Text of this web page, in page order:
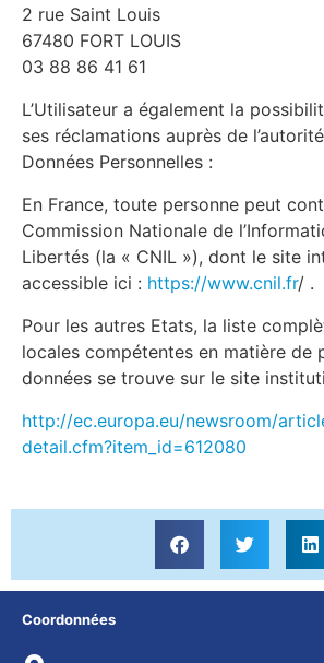
2 rue Saint Louis
67480 FORT LOUIS
03 88 86 41 61
L’Utilisateur a également la
ses réclamations auprès de
Données Personnelles :
En France, toute personne peut
Commission Nationale de
Libertés (la « CNIL »), dont le site
accessible ici : https://www.cnil.fr/ .
Pour les autres Etats, la liste
locales compétentes en matière de
données se trouve sur le site
http://ec.europa.eu/newsroom/
detail.cfm?item_id=612080
Coordonnées